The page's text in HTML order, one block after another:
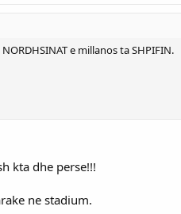
e millanos ta SHPIFIN.
kta dhe perse!!!
ne stadium.